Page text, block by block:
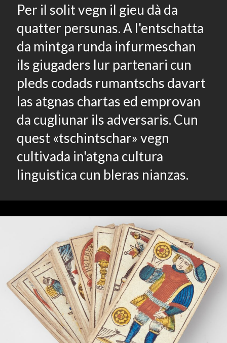
Per il solit vegn il gieu dà da
quatter persunas. A l'entschatta
da mintga runda infurmeschan
ils giugaders lur partenari cun
pleds codads rumantschs davart
las atgnas chartas ed emprovan
da cugliunar ils adversaris. Cun
quest «tschintschar» vegn
cultivada in'atgna cultura
linguistica cun bleras nianzas.